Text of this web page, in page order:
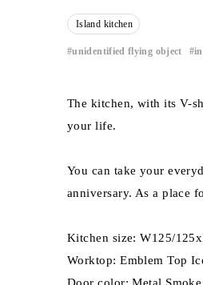
Island kitchen
unidentified flying object
The kitchen, with its V-
your life.
You can take your
anniversary. As a place
Kitchen size: W125/
Worktop: Emblem Top